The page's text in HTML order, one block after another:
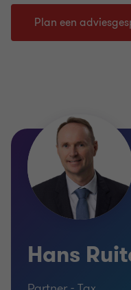
Plan een
Hans